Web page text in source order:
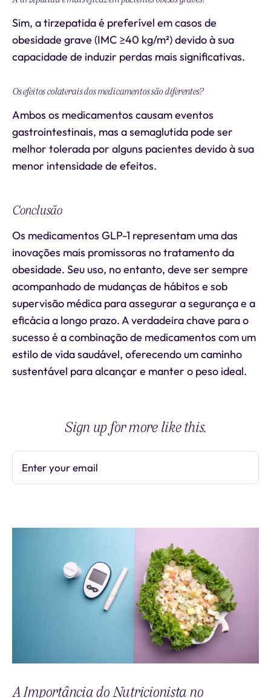
Sim, a tirzepatida é preferível em casos de
obesidade grave (IMC ≥40 kg/m²) devido à sua
capacidade de induzir perdas mais significativas.
Os efeitos colaterais dos medicamentos são diferentes?
Ambos os medicamentos causam eventos
gastrointestinais, mas a semaglutida pode ser
melhor tolerada por alguns pacientes devido à sua
menor intensidade de efeitos.
Conclusão
Os medicamentos GLP-1 representam uma das
inovações mais promissoras no tratamento da
obesidade. Seu uso, no entanto, deve ser sempre
acompanhado de mudanças de hábitos e sob
supervisão médica para assegurar a segurança e a
eficácia a longo prazo. A verdadeira chave para o
sucesso é a combinação de medicamentos com um
estilo de vida saudável, oferecendo um caminho
sustentável para alcançar e manter o peso ideal.
Sign up for more like this.
Enter your email
A Importância do Nutricionista no